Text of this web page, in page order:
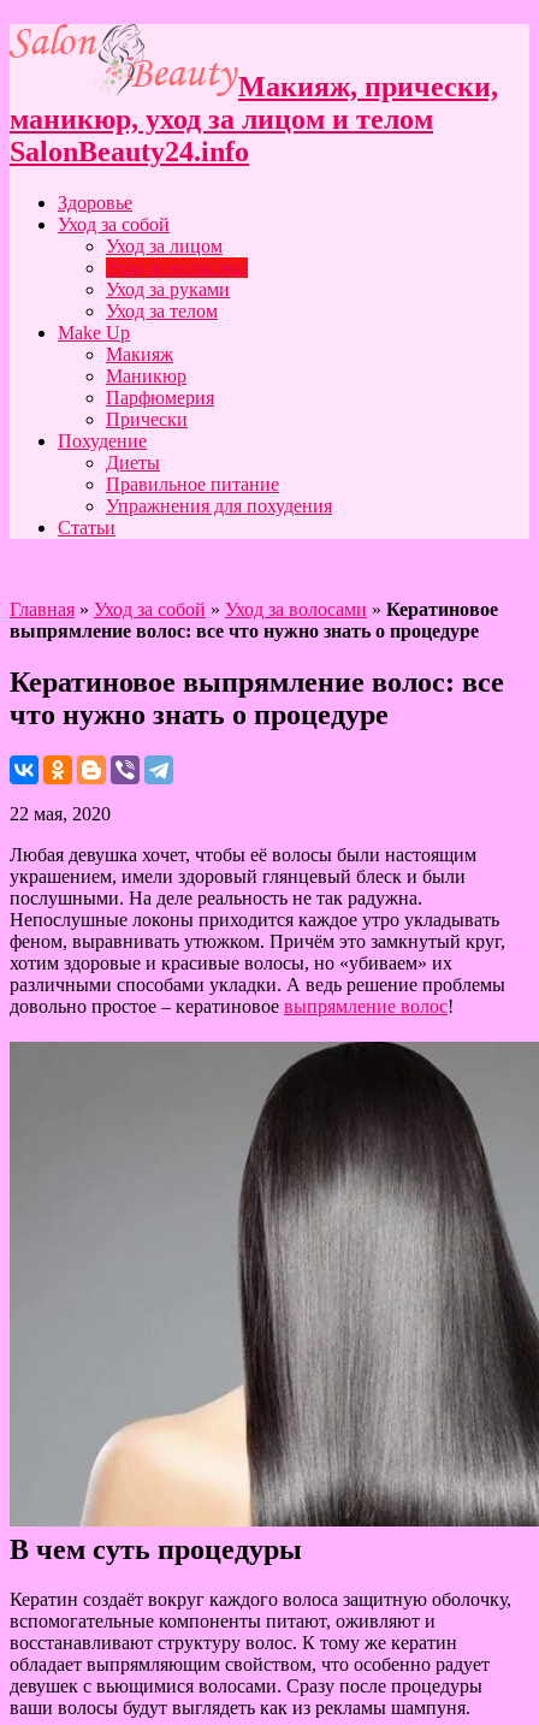
Макияж, прически,
маникюр, уход за лицом и телом
SalonBeauty24.info
Здоровье
Уход за собой
Уход за лицом
Уход за волосами
Уход за руками
Уход за телом
Make Up
Макияж
Маникюр
Парфюмерия
Прически
Похудение
Диеты
Правильное питание
Упражнения для похудения
Статьи
Главная » Уход за собой » Уход за волосами » Кератиновое
выпрямление волос: все что нужно знать о процедуре
Кератиновое выпрямление волос: все
что нужно знать о процедуре
22 мая, 2020
Любая девушка хочет, чтобы её волосы были настоящим
украшением, имели здоровый глянцевый блеск и были
послушными. На деле реальность не так радужна.
Непослушные локоны приходится каждое утро укладывать
феном, выравнивать утюжком. Причём это замкнутый круг,
хотим здоровые и красивые волосы, но «убиваем» их
различными способами укладки. А ведь решение проблемы
довольно простое – кератиновое выпрямление волос!
В чем суть процедуры
Кератин создаёт вокруг каждого волоса защитную оболочку,
вспомогательные компоненты питают, оживляют и
восстанавливают структуру волос. К тому же кератин
обладает выпрямляющим свойством, что особенно радует
девушек с вьющимися волосами. Сразу после процедуры
ваши волосы будут выглядеть как из рекламы шампуня.